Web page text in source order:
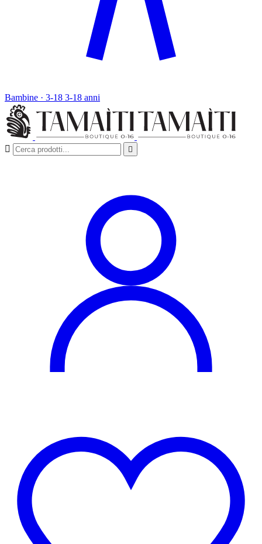
Bambine · 3-18 3-18 anni
 